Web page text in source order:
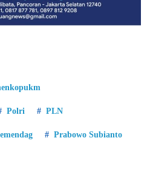
Polri PLN
Prabowo Subianto